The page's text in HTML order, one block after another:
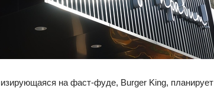
на фаст-фуде, Burger King, планирует